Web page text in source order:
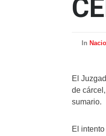
In
El
de
sumario.
El